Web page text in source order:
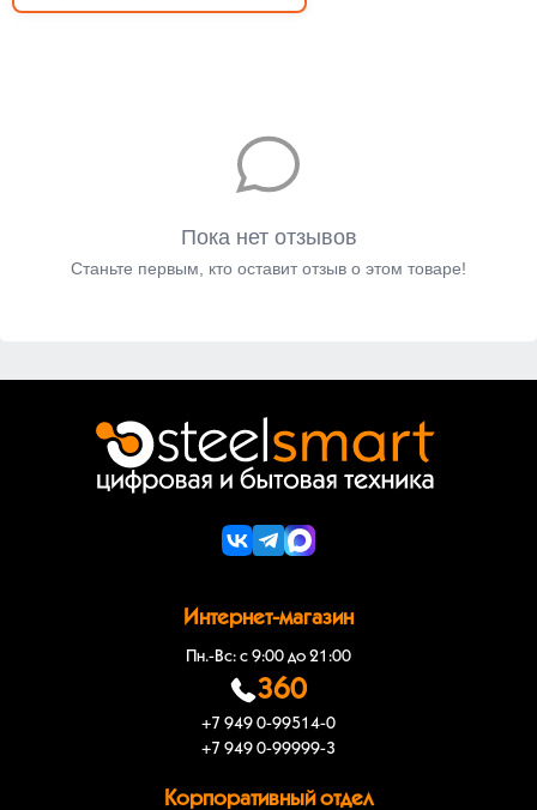
Пока нет отзывов
Станьте первым, кто оставит отзыв о этом товаре!
Интернет-магазин
Пн.-Вс: с 9:00 до 21:00
360
+7 949 0-99514-0
+7 949 0-99999-3
Корпоративный отдел